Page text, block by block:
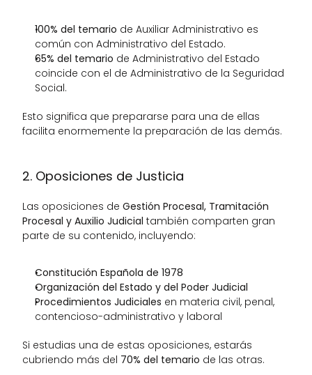
100% del temario de Auxiliar Administrativo es
común con Administrativo del Estado.
65% del temario de Administrativo del Estado
coincide con el de Administrativo de la Seguridad
Social.
Esto significa que prepararse para una de ellas
facilita enormemente la preparación de las demás.
2. Oposiciones de Justicia
Las oposiciones de Gestión Procesal, Tramitación
Procesal y Auxilio Judicial también comparten gran
parte de su contenido, incluyendo:
Constitución Española de 1978
Organización del Estado y del Poder Judicial
Procedimientos Judiciales en materia civil, penal,
contencioso-administrativo y laboral
Si estudias una de estas oposiciones, estarás
cubriendo más del 70% del temario de las otras.